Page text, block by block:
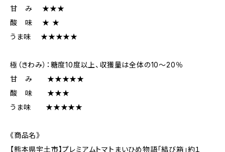
甘 み ★★★
酸 味 ★ ★
うま味 ★★★★★
極（きわみ）：糖度10度以上、収獲量は全体の10～20％
甘 み ★★★★★
酸 味 ★★★
うま味 ★★★★★
《商品名》
【熊本県宇土市】プレミアムトマトまいひめ物語「結び箱」約１